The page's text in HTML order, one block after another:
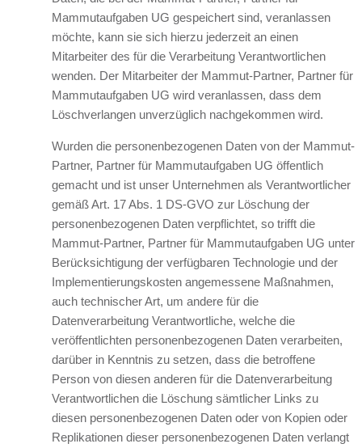
Mammutaufgaben UG gespeichert sind, veranlassen
möchte, kann sie sich hierzu jederzeit an einen
Mitarbeiter des für die Verarbeitung Verantwortlichen
wenden. Der Mitarbeiter der Mammut-Partner, Partner für
Mammutaufgaben UG wird veranlassen, dass dem
Löschverlangen unverzüglich nachgekommen wird.
Wurden die personenbezogenen Daten von der Mammut-
Partner, Partner für Mammutaufgaben UG öffentlich
gemacht und ist unser Unternehmen als Verantwortlicher
gemäß Art. 17 Abs. 1 DS-GVO zur Löschung der
personenbezogenen Daten verpflichtet, so trifft die
Mammut-Partner, Partner für Mammutaufgaben UG unter
Berücksichtigung der verfügbaren Technologie und der
Implementierungskosten angemessene Maßnahmen,
auch technischer Art, um andere für die
Datenverarbeitung Verantwortliche, welche die
veröffentlichten personenbezogenen Daten verarbeiten,
darüber in Kenntnis zu setzen, dass die betroffene
Person von diesen anderen für die Datenverarbeitung
Verantwortlichen die Löschung sämtlicher Links zu
diesen personenbezogenen Daten oder von Kopien oder
Replikationen dieser personenbezogenen Daten verlangt